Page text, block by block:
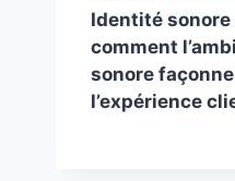
Identité sonore
comment
sonore façonne
l’expérience